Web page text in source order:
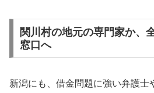
関川村の地元の専門家か、
窓口へ
新潟にも、借金問題に強い弁護士